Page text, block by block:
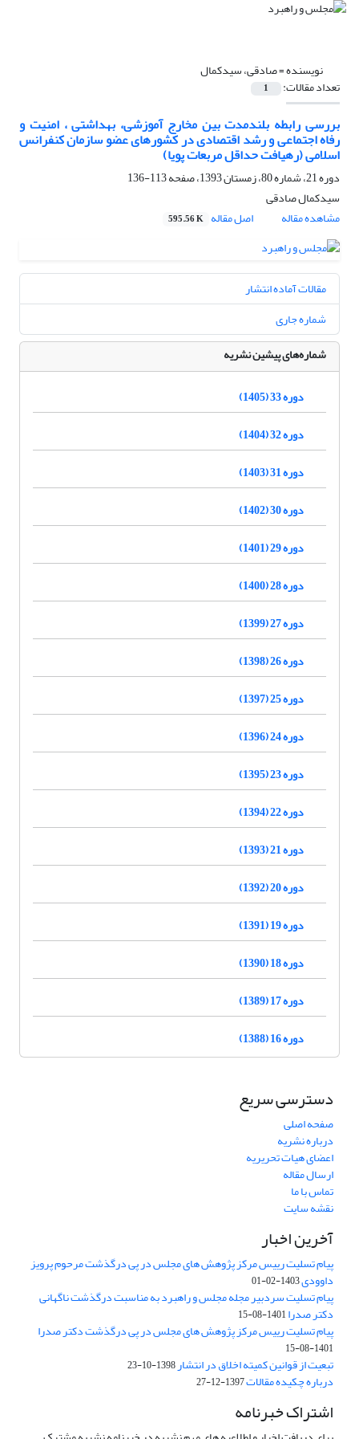
نویسنده =صادقی، سیدکمال
تعداد مقالات: 1
بررسی رابطه بلندمدت بین مخارج آموزشی، بهداشتی ، امنیت و
رفاه اجتماعی و رشد اقتصادی در کشورهای عضو سازمان کنفرانس
اسلامی (رهیافت حداقل مربعات پویا)
دوره 21، شماره 80، زمستان 1393، صفحه
113-136
سیدکمال صادقی
مشاهده مقاله
اصل مقاله 595.56 K
مقالات آماده انتشار
شماره جاری
شماره‌های پیشین نشریه
دوره 33 (1405)
دوره 32 (1404)
دوره 31 (1403)
دوره 30 (1402)
دوره 29 (1401)
دوره 28 (1400)
دوره 27 (1399)
دوره 26 (1398)
دوره 25 (1397)
دوره 24 (1396)
دوره 23 (1395)
دوره 22 (1394)
دوره 21 (1393)
دوره 20 (1392)
دوره 19 (1391)
دوره 18 (1390)
دوره 17 (1389)
دوره 16 (1388)
دسترسی سریع
صفحه اصلی
درباره نشریه
اعضای هیات تحریریه
ارسال مقاله
تماس با ما
نقشه سایت
آخرین اخبار
پیام تسلیت رییس مرکز پژوهش های مجلس در پی درگذشت مرحوم پرویز
داوودی1403-02-01
پیام تسلیت سردبیر مجله مجلس و راهبرد به مناسبت درگذشت ناگهانی
دکتر صدرا1401-08-15
پیام تسلیت رییس مرکز پژوهش های مجلس در پی درگذشت دکتر صدرا
1401-08-15
تبعیت از قوانین کمیته اخلاق در انتشار1398-10-23
درباره چکیده مقالات1397-12-27
اشتراک خبرنامه